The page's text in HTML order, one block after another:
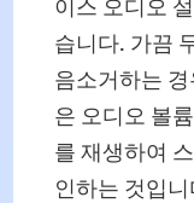
이스 오디오
습니다. 가끔
음소거하는
은 오디오 볼
를 재생하여
인하는 것입니